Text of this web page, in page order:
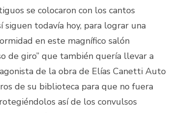
se colocaron con los cantos
siguen todavía hoy, para lograr una
en este magnífico salón
de giro” que también quería llevar a
de la obra de Elías Canetti Auto
de su biblioteca para que no fuera
así de los convulsos